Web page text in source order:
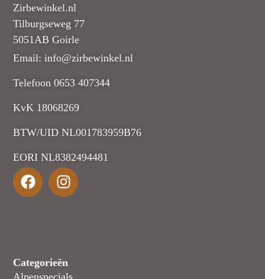
Zirbewinkel.nl
Tilburgseweg 77
5051AB Goirle
Email: info@zirbewinkel.nl
Telefoon 0653 407344
KvK 18068269
BTW/UID NL001783959B76
EORI NL8382494481
Categorieën
Alpenspecials